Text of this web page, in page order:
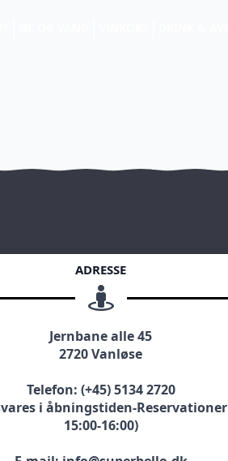
ADRESSE
Jernbane alle 45
2720 Vanløse
Telefon: (+45) 5134 2720
i åbningstiden-Reservationer
15:00-16:00)